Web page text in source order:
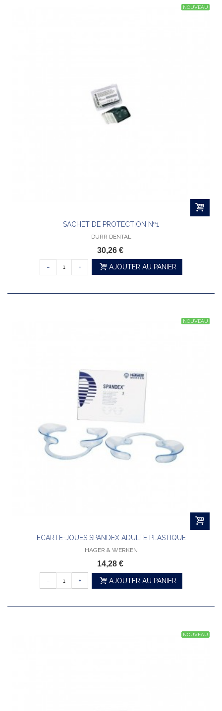
NOUVEAU
SACHET DE PROTECTION Nº1
DÜRR DENTAL
30,26 €
- + AJOUTER AU PANIER
NOUVEAU
ECARTE-JOUES SPANDEX ADULTE PLASTIQUE
HAGER & WERKEN
14,28 €
- + AJOUTER AU PANIER
NOUVEAU